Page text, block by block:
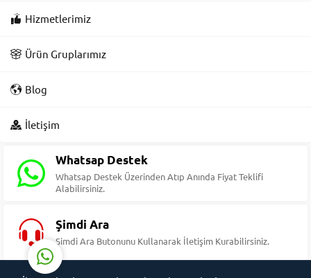
Hizmetlerimiz
Ürün Gruplarımız
Blog
İletişim
Whatsap Destek
Whatsap Destek Üzerinden Atıp Anında Fiyat Teklifi
Alabilirsiniz.
Şimdi Ara
Şimdi Ara Butonunu Kullanarak İletişim Kurabilirsiniz.